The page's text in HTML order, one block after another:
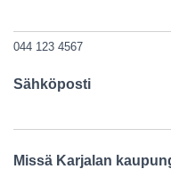
044 123 4567
Sähköposti
Missä Karjalan